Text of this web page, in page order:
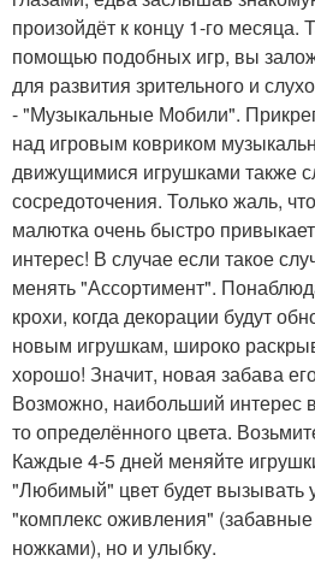
произойдёт к концу 1-го месяца.
помощью подобных игр, вы
для развития зрительного и
- "Музыкальные Мобили".
над игровым ковриком
движущимися игрушками также
сосредоточения. Только жаль,
малютка очень быстро
интерес! В случае если такое
менять "Ассортимент".
крохи, когда декорации будут
новым игрушкам, широко
хорошо! Значит, новая забава
Возможно, наибольший интерес
то определённого цвета.
Каждые 4-5 дней меняйте
"Любимый" цвет будет вызывать
"комплекс оживления"
ножками), но и улыбку.